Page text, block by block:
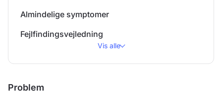
Almindelige symptomer
Fejlfindingsvejledning
Vis alle
Problem